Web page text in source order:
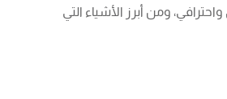
ومن أبرز الأشياء التي